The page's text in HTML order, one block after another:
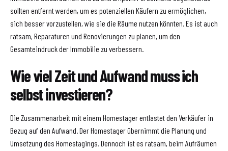
sollten entfernt werden, um es potenziellen Käufern zu ermöglichen,
sich besser vorzustellen, wie sie die Räume nutzen könnten. Es ist auch
ratsam, Reparaturen und Renovierungen zu planen, um den
Gesamteindruck der Immobilie zu verbessern.
Wie viel Zeit und Aufwand muss ich
selbst investieren?
Die Zusammenarbeit mit einem Homestager entlastet den Verkäufer in
Bezug auf den Aufwand. Der Homestager übernimmt die Planung und
Umsetzung des Homestagings. Dennoch ist es ratsam, beim Aufräumen